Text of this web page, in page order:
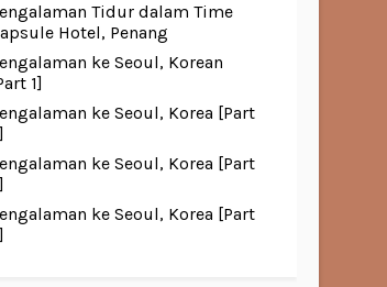
Tidur dalam Time
Hotel, Penang
ke Seoul, Korean
1]
ke Seoul, Korea [Part
ke Seoul, Korea [Part
ke Seoul, Korea [Part